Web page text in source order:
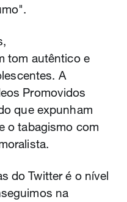
tom autêntico e
A
Promovidos
que expunham
o tabagismo com
do Twitter é o nível
na